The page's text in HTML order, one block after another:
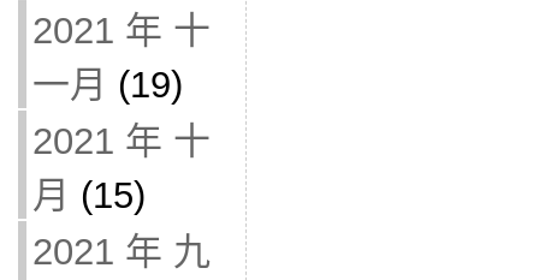
2021 年 十
一月 (19)
2021 年 十
月 (15)
2021 年 九